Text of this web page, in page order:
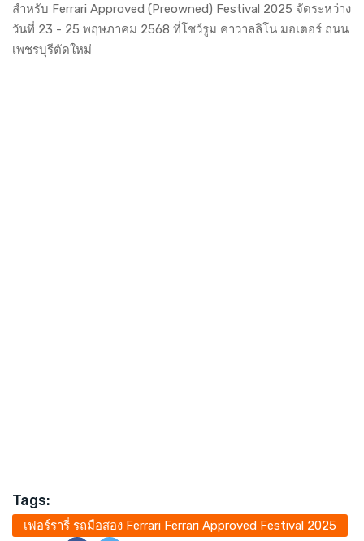
สำหรับ Ferrari Approved (Preowned) Festival 2025 จัดระหว่าง
วันที่ 23 - 25 พฤษภาคม 2568 ที่โชว์รูม คาวาลลิโน มอเตอร์ ถนน
เพชรบุรีตัดใหม่
Tags:
เฟอร์รารี่ รถมือสอง Ferrari Ferrari Approved Festival 2025